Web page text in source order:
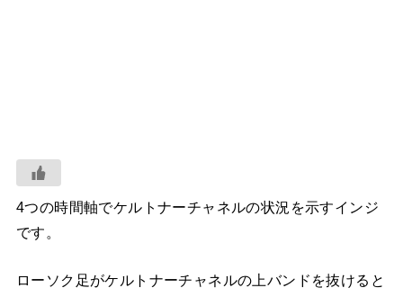
4つの時間軸でケルトナーチャネルの状況を示すインジ
です。
ローソク足がケルトナーチャネルの上バンドを抜けると